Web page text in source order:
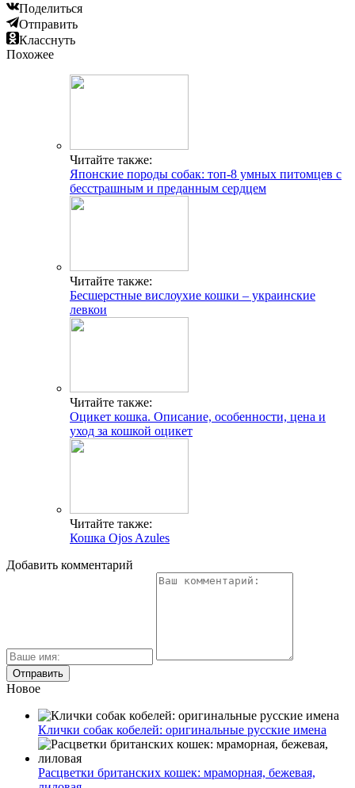
Поделиться
Отправить
Класснуть
Похожее
Читайте также:
Японские породы собак: топ-8 умных питомцев с
бесстрашным и преданным сердцем
Читайте также:
Бесшерстные вислоухие кошки – украинские
левкои
Читайте также:
Оцикет кошка. Описание, особенности, цена и
уход за кошкой оцикет
Читайте также:
Кошка Ojos Azules
Добавить комментарий
Новое
Клички собак кобелей: оригинальные русские имена
Расцветки британских кошек: мраморная, бежевая,